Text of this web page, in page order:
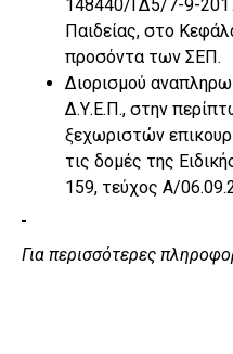
148440/ΓΔ5/7-9-
Παιδείας, στο
προσόντα των ΣΕΠ.
Διορισμού
Δ.Υ.Ε.Π., στην
ξεχωριστών
τις δομές της
159, τεύχος Α/
Για περισσότερες